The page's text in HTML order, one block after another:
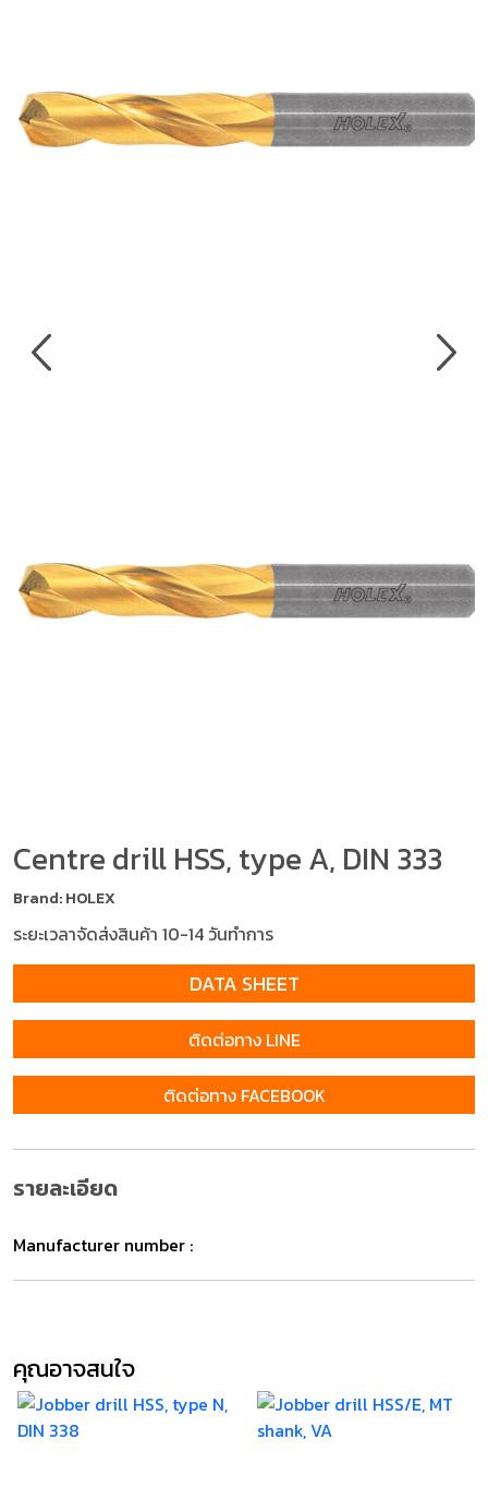
Centre drill HSS, type A, DIN 333
Brand: HOLEX
ระยะเวลาจัดส่งสินค้า 10-14 วันทำการ
DATA SHEET
ติดต่อทาง LINE
ติดต่อทาง FACEBOOK
รายละเอียด
Manufacturer number :
คุณอาจสนใจ